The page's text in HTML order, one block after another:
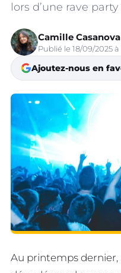
lors d’une rave
Camille Casanova
Publié le 18/09/2025 à
Ajoutez-nous en
Au printemps dernier,